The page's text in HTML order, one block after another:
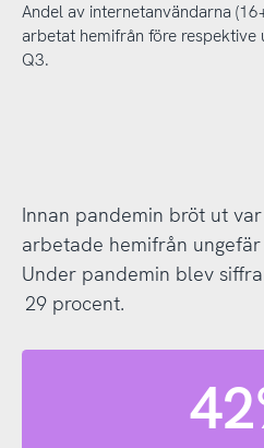
Andel av internetanvändarna
arbetat hemifrån före
Q3.
Innan pandemin bröt ut
arbetade hemifrån
Under pandemin blev
29 procent.